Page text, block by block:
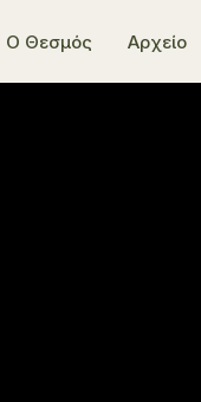
Ο Θεσμός Αρχείο